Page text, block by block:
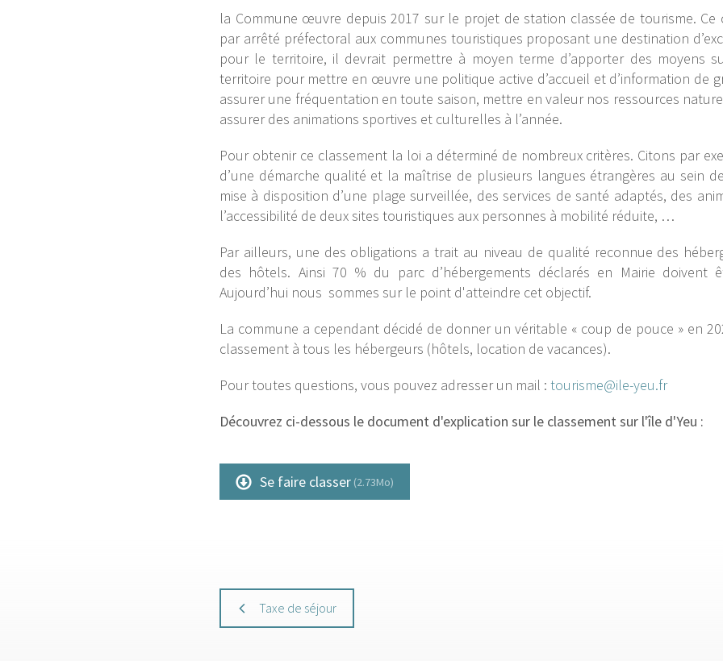
la Commune œuvre depuis 2017 sur le projet de station classée de tourisme.
par arrêté préfectoral aux communes touristiques proposant une destination
pour le territoire, il devrait permettre à moyen terme d’apporter des moyens
territoire pour mettre en œuvre une politique active d’accueil et d’information de
assurer une fréquentation en toute saison, mettre en valeur nos ressources
assurer des animations sportives et culturelles à l’année.
Pour obtenir ce classement la loi a déterminé de nombreux critères. Citons par
d’une démarche qualité et la maîtrise de plusieurs langues étrangères au sein
mise à disposition d’une plage surveillée, des services de santé adaptés, des
l’accessibilité de deux sites touristiques aux personnes à mobilité réduite, …
Par ailleurs, une des obligations a trait au niveau de qualité reconnue des
des hôtels. Ainsi 70 % du parc d’hébergements déclarés en Mairie doivent
Aujourd’hui nous sommes sur le point d'atteindre cet objectif.
La commune a cependant décidé de donner un véritable « coup de pouce » en
classement à tous les hébergeurs (hôtels, location de vacances).
Pour toutes questions, vous pouvez adresser un mail : tourisme@ile-yeu.fr
Découvrez ci-dessous le document d'explication sur le classement sur l'île d'Yeu :
Se faire classer (2.73Mo)
Taxe de séjour